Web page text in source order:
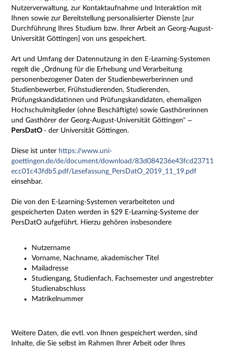
Nutzerverwaltung, zur Kontaktaufnahme und Interaktion mit
Ihnen sowie zur Bereitstellung personalisierter Dienste [zur
Durchführung Ihres Studium bzw. Ihrer Arbeit an Georg-August-
Universität Göttingen] von uns gespeichert.
Art und Umfang der Datennutzung in den E-Learning-Systemen
regelt die „Ordnung für die Erhebung und Verarbeitung
personenbezogener Daten der Studienbewerberinnen und
Studienbewerber, Frühstudierenden, Studierenden,
Prüfungskandidatinnen und Prüfungskandidaten, ehemaligen
Hochschulmitglieder (ohne Beschäftigte) sowie Gasthörerinnen
und Gasthörer der Georg-August-Universität Göttingen“ –
PersDatO - der Universität Göttingen.
Diese ist unter https://www.uni-
goettingen.de/de/document/download/83d084236e43fcd23711
ecc01c43fdb5.pdf/Lesefassung_PersDatO_2019_11_19.pdf
einsehbar.
Die von den E-Learning-Systemen verarbeiteten und
gespeicherten Daten werden in §29 E-Learning-Systeme der
PersDatO aufgeführt. Hierzu gehören insbesondere
Nutzername
Vorname, Nachname, akademischer Titel
Mailadresse
Studiengang, Studienfach, Fachsemester und angestrebter
Studienabschluss
Matrikelnummer
Weitere Daten, die evtl. von Ihnen gespeichert werden, sind
Inhalte, die Sie selbst im Rahmen Ihrer Arbeit oder Ihres